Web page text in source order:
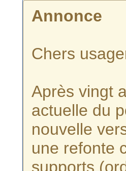
Annonce
Chers
Après vingt
actuelle du
nouvelle
une refonte
supports